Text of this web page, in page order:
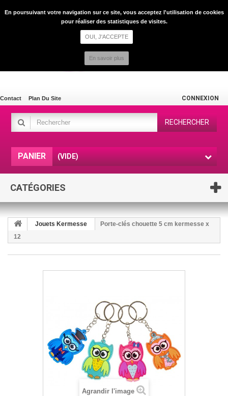
CONNEXION
Contact Plan Du Site
RECHERCHER
PANIER (VIDE)
CATÉGORIES
Jouets Kermesse
Porte-clés chouette 5 cm kermesse x
12
Agrandir l'image
En poursuivant votre navigation sur ce site, vous acceptez l'utilisation de cookies
pour réaliser des statistiques de visites.
OUI, J'ACCEPTE
En savoir plus